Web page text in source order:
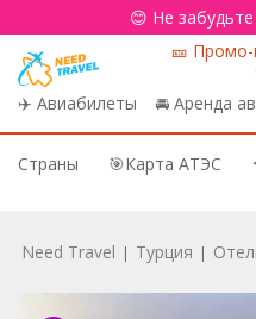
😊 Не
✈️ Авиабилеты 🚘 Аренда
🎫
Страны 🎯Карта АТЭС
Need Travel | Турция |